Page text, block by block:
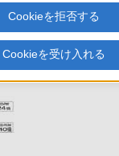
トで書き込みが可
ディスクを選択で
Cookieを拒否する
Cookieを受け入れる